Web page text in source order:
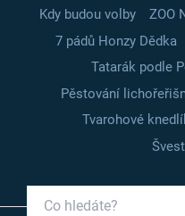
Kdy budou volby
ZOO
7 pádů Honzy Dědka
Tatarák podle
Pěstování
Tvarohové